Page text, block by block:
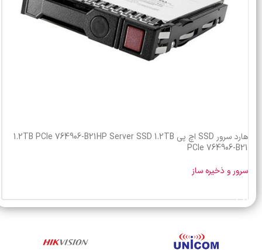
هارد سرور SSD اچ پی 1.2TB PCIe 764906-B21HP Server SSD 1.2TB
PCIe 764906-B21
سرور و ذخیره ساز